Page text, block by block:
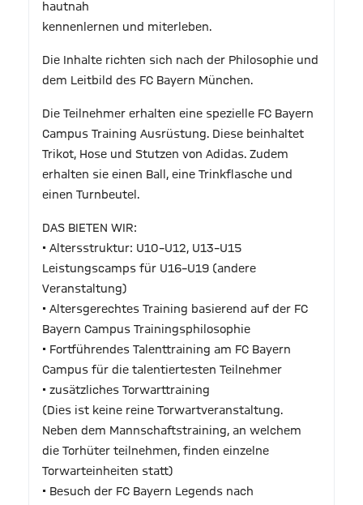
hautnah
kennenlernen und miterleben.
Die Inhalte richten sich nach der Philosophie und
dem Leitbild des FC Bayern München.
Die Teilnehmer erhalten eine spezielle FC Bayern
Campus Training Ausrüstung. Diese beinhaltet
Trikot, Hose und Stutzen von Adidas. Zudem
erhalten sie einen Ball, eine Trinkflasche und
einen Turnbeutel.
DAS BIETEN WIR:
• Altersstruktur: U10–U12, U13–U15
Leistungscamps für U16–U19 (andere
Veranstaltung)
• Altersgerechtes Training basierend auf der FC
Bayern Campus Trainingsphilosophie
• Fortführendes Talenttraining am FC Bayern
Campus für die talentiertesten Teilnehmer
• zusätzliches Torwarttraining
(Dies ist keine reine Torwartveranstaltung.
Neben dem Mannschaftstraining, an welchem
die Torhüter teilnehmen, finden einzelne
Torwarteinheiten statt)
• Besuch der FC Bayern Legends nach